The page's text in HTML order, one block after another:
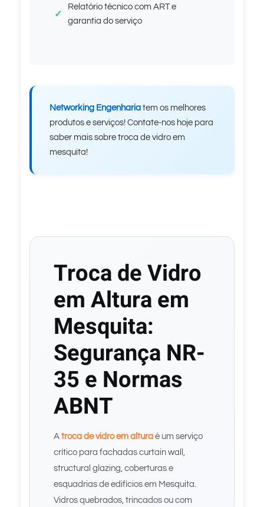
Relatório técnico com ART e
garantia do serviço
Networking Engenharia tem os melhores
produtos e serviços! Contate-nos hoje para
saber mais sobre troca de vidro em
mesquita!
Troca de Vidro
em Altura em
Mesquita:
Segurança NR-
35 e Normas
ABNT
A troca de vidro em altura é um serviço
crítico para fachadas curtain wall,
structural glazing, coberturas e
esquadrias de edifícios em Mesquita.
Vidros quebrados, trincados ou com